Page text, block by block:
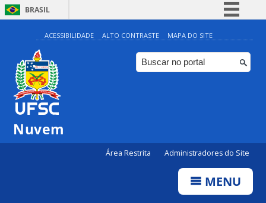
BRASIL
Simplifique!
Comunica BR
Participe
ACESSIBILIDADE ALTO CONTRASTE MAPA DO SITE
Nuvem
Área Restrita Administradores do Site
MENU